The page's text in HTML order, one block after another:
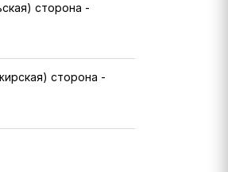
сторона -
сторона -